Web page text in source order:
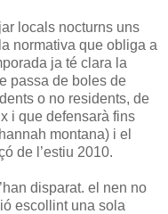
locals nocturns uns
normativa que obliga a
ja té clara la
passa de boles de
o no residents, de
i que defensarà fins
montana) i el
de l’estiu 2010.
disparat. el nen no
escollint una sola